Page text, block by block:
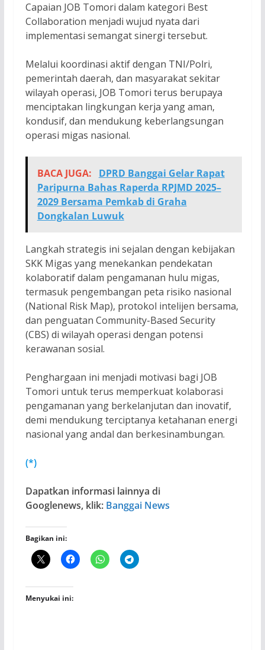
Capaian JOB Tomori dalam kategori Best
Collaboration menjadi wujud nyata dari
implementasi semangat sinergi tersebut.
Melalui koordinasi aktif dengan TNI/Polri,
pemerintah daerah, dan masyarakat sekitar
wilayah operasi, JOB Tomori terus berupaya
menciptakan lingkungan kerja yang aman,
kondusif, dan mendukung keberlangsungan
operasi migas nasional.
BACA JUGA:
DPRD Banggai Gelar Rapat
Paripurna Bahas Raperda RPJMD 2025–
2029 Bersama Pemkab di Graha
Dongkalan Luwuk
Langkah strategis ini sejalan dengan kebijakan
SKK Migas yang menekankan pendekatan
kolaboratif dalam pengamanan hulu migas,
termasuk pengembangan peta risiko nasional
(National Risk Map), protokol intelijen bersama,
dan penguatan Community-Based Security
(CBS) di wilayah operasi dengan potensi
kerawanan sosial.
Penghargaan ini menjadi motivasi bagi JOB
Tomori untuk terus memperkuat kolaborasi
pengamanan yang berkelanjutan dan inovatif,
demi mendukung terciptanya ketahanan energi
nasional yang andal dan berkesinambungan.
(*)
Dapatkan informasi lainnya di
Googlenews, klik: Banggai News
Bagikan ini:
Menyukai ini: